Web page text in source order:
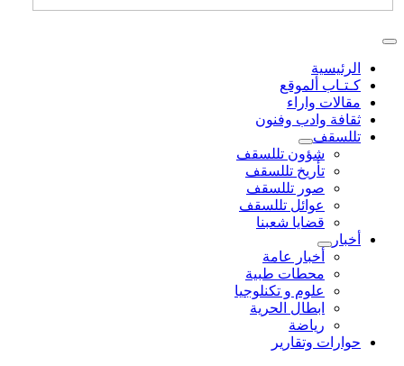
الرئيسية
كـتـاب ألموقع
مقالات واراء
ثقافة وادب وفنون
تللسقف
شؤون تللسقف
تأريخ تللسقف
صور تللسقف
عوائل تللسقف
قضايا شعبنا
أخبار
أخبار عامة
محطات طبية
علوم و تکنلوجیا
ابطال الحرية
رياضة
حوارات وتقارير